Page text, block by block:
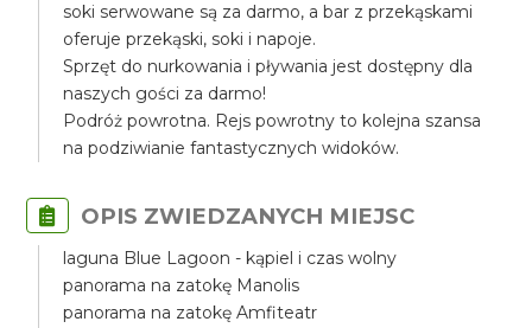
soki serwowane są za darmo, a bar z przekąskami
oferuje przekąski, soki i napoje.
Sprzęt do nurkowania i pływania jest dostępny dla
naszych gości za darmo!
Podróż powrotna. Rejs powrotny to kolejna szansa
na podziwianie fantastycznych widoków.
OPIS ZWIEDZANYCH MIEJSC
laguna Blue Lagoon - kąpiel i czas wolny
panorama na zatokę Manolis
panorama na zatokę Amfiteatr